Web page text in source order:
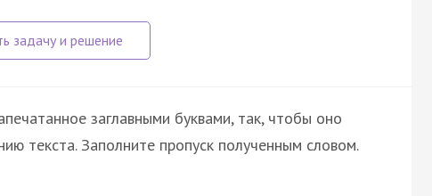
заглавными буквами, так, чтобы оно
текста. Заполните пропуск полученным словом.